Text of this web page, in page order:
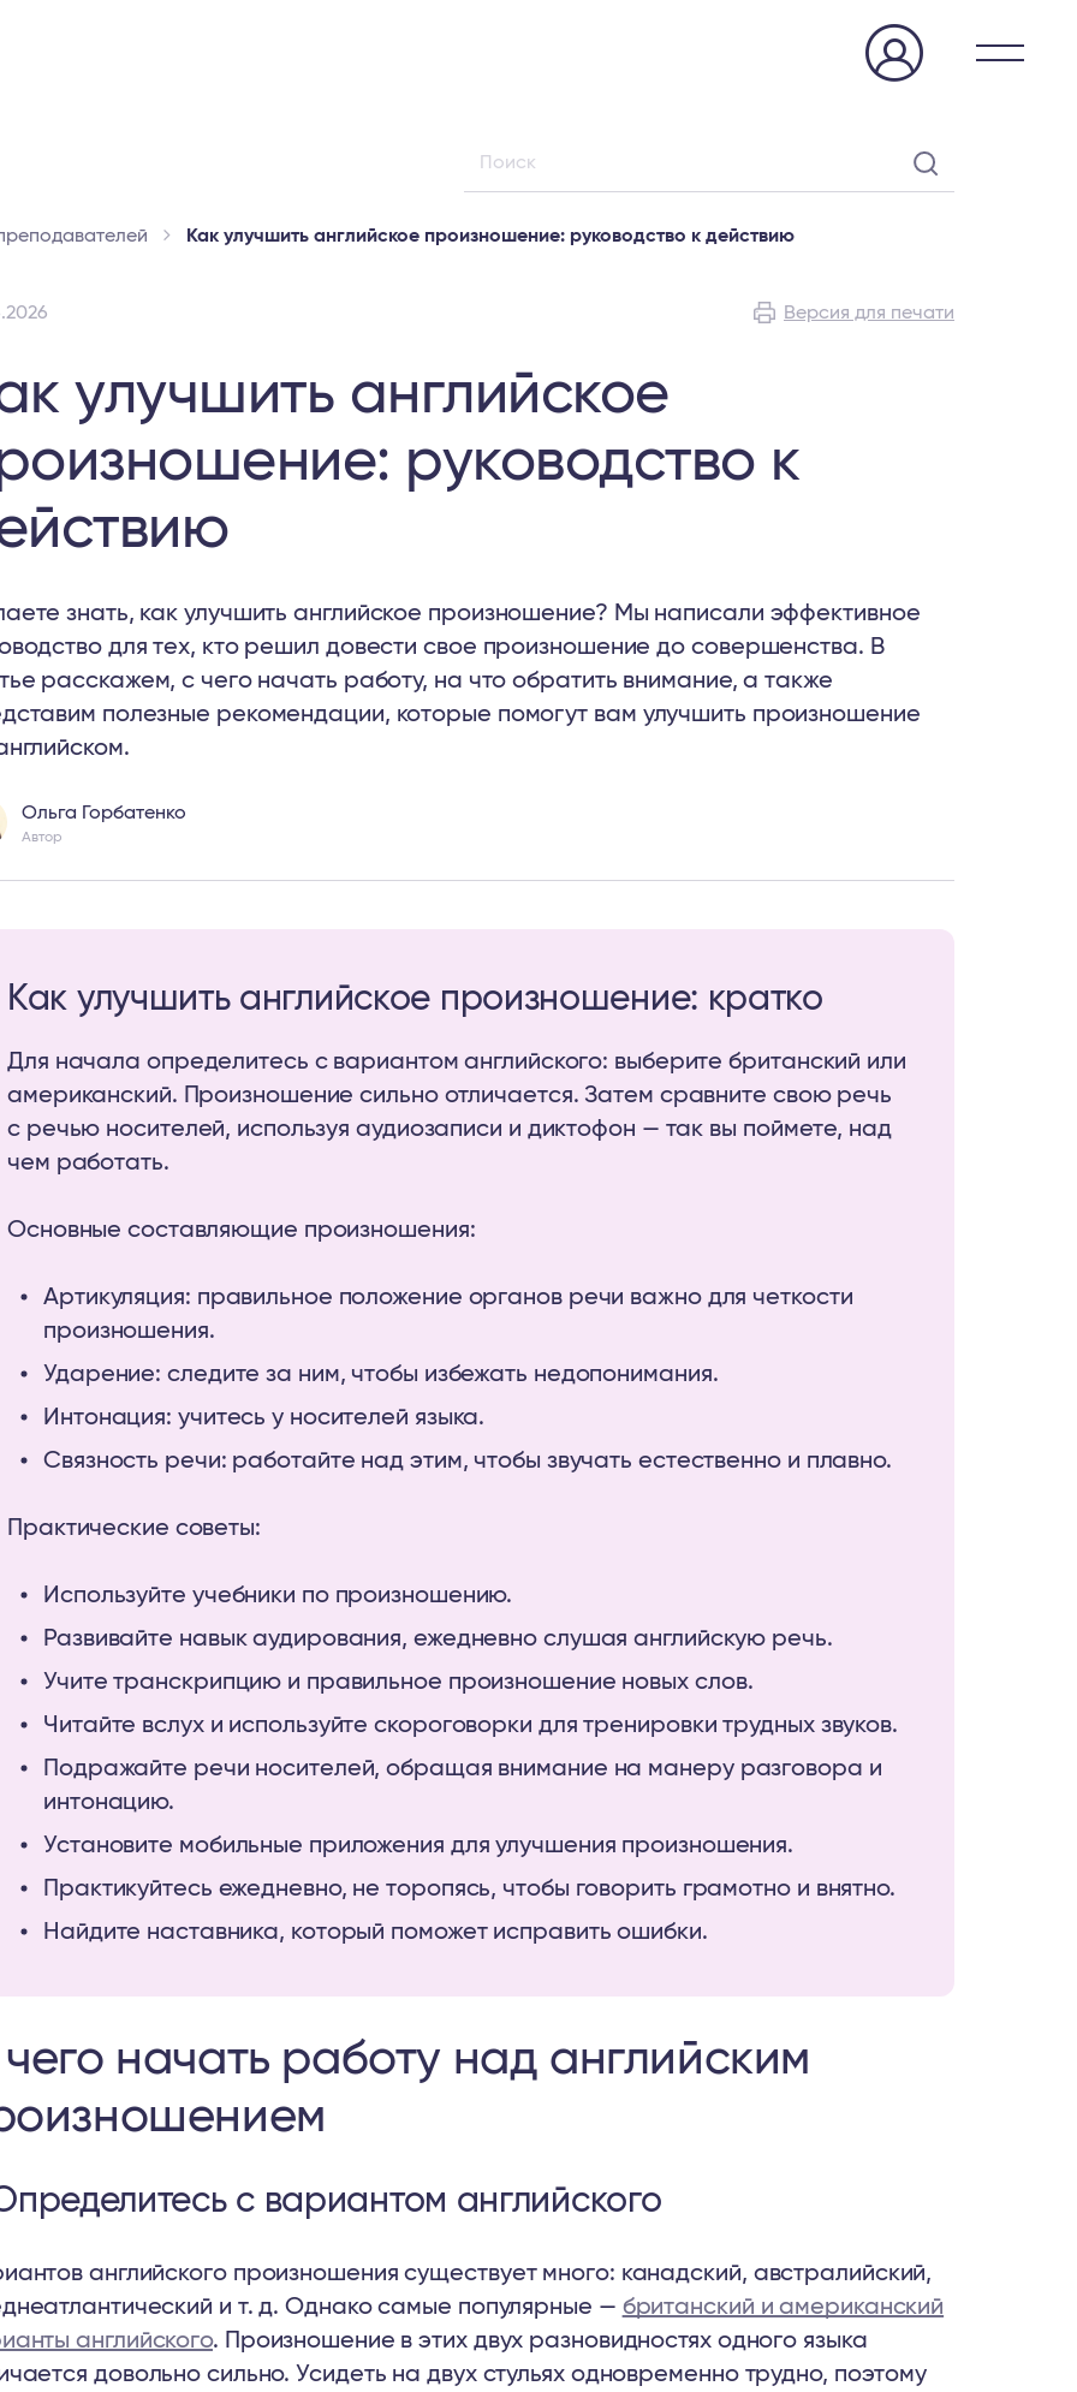
Как улучшить английское произношение: руководство к действию
Версия для печати
улучшить английское
руководство к
знать, как улучшить английское произношение? Мы написали эффективное
для тех, кто решил довести свое произношение до совершенства. В
расскажем, с чего начать работу, на что обратить внимание, а также
полезные рекомендации, которые помогут вам улучшить произношение
Ольга Горбатенко
Автор
Как улучшить английское произношение: кратко
Для начала определитесь с вариантом английского: выберите британский или
американский. Произношение сильно отличается. Затем сравните свою речь
с речью носителей, используя аудиозаписи и диктофон — так вы поймете, над
чем работать.
Основные составляющие произношения:
Артикуляция: правильное положение органов речи важно для четкости
произношения.
Ударение: следите за ним, чтобы избежать недопонимания.
Интонация: учитесь у носителей языка.
Связность речи: работайте над этим, чтобы звучать естественно и плавно.
Практические советы:
Используйте учебники по произношению.
Развивайте навык аудирования, ежедневно слушая английскую речь.
Учите транскрипцию и правильное произношение новых слов.
Читайте вслух и используйте скороговорки для тренировки трудных звуков.
Подражайте речи носителей, обращая внимание на манеру разговора и
интонацию.
Установите мобильные приложения для улучшения произношения.
Практикуйтесь ежедневно, не торопясь, чтобы говорить грамотно и внятно.
Найдите наставника, который поможет исправить ошибки.
начать работу над английским
с вариантом английского
английского произношения существует много: канадский, австралийский,
и т. д. Однако самые популярные — британский и американский
английского. Произношение в этих двух разновидностях одного языка
довольно сильно. Усидеть на двух стульях одновременно трудно, поэтому